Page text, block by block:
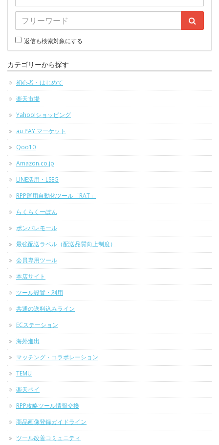
返信も検索対象にする
カテゴリーから探す
初心者・はじめて
楽天市場
Yahoo!ショッピング
au PAY マーケット
Qoo10
Amazon.co.jp
LINE活用・LSEG
RPP運用自動化ツール「RAT」
らくらくーぽん
ポンパレモール
最強配送ラベル（配送品質向上制度）
会員専用ツール
本店サイト
ツール設置・利用
共通の送料込みライン
ECステーション
海外進出
マッチング・コラボレーション
TEMU
楽天ペイ
RPP攻略ツール情報交換
商品画像登録ガイドライン
ツール改善コミュニティ